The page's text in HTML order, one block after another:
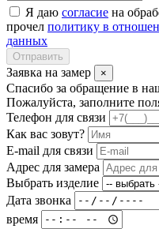
Я даю согласие на
прочел политику в
данных
Отправить
Заявка на замер ×
Спасибо за обращение в
Пожалуйста, заполните
Телефон для связи
Как вас зовут?
E-mail для связи
Адрес для замера
Выбрать изделие
Дата звонка
время